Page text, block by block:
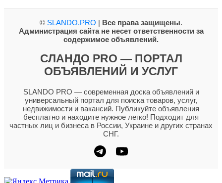
© SLANDO.PRO | Все права защищены.
Администрация сайта не несет ответственности за
содержимое объявлений.
СЛАНДО PRO — ПОРТАЛ
ОБЪЯВЛЕНИЙ И УСЛУГ
SLANDO PRO — современная доска объявлений и
универсальный портал для поиска товаров, услуг,
недвижимости и вакансий. Публикуйте объявления
бесплатно и находите нужное легко! Подходит для
частных лиц и бизнеса в России, Украине и других странах
СНГ.